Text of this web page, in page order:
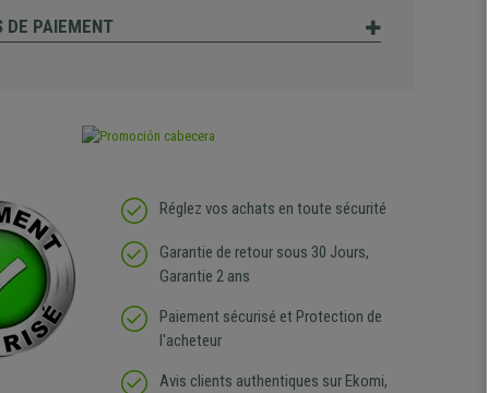
DE PAIEMENT
Réglez vos achats en toute sécurité
Garantie de retour sous 30 Jours,
Garantie 2 ans
Paiement sécurisé et Protection de
l'acheteur
Avis clients authentiques sur Ekomi,